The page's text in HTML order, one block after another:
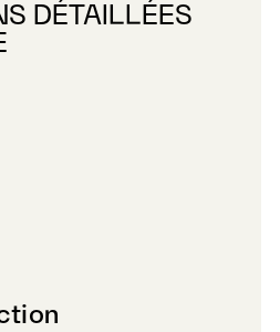
DÉTAILLÉES